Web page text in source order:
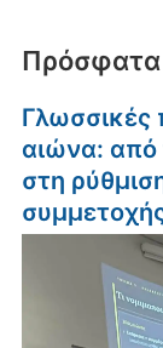
Πρόσφατα
Γλωσσικές
αιώνα: από
στη